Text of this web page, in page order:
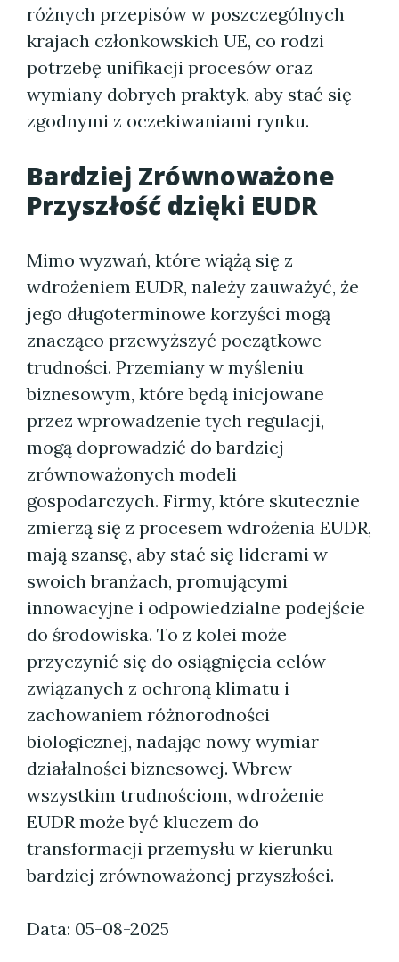
różnych przepisów w poszczególnych
krajach członkowskich UE, co rodzi
potrzebę unifikacji procesów oraz
wymiany dobrych praktyk, aby stać się
zgodnymi z oczekiwaniami rynku.
Bardziej Zrównoważone
Przyszłość dzięki EUDR
Mimo wyzwań, które wiążą się z
wdrożeniem EUDR, należy zauważyć, że
jego długoterminowe korzyści mogą
znacząco przewyższyć początkowe
trudności. Przemiany w myśleniu
biznesowym, które będą inicjowane
przez wprowadzenie tych regulacji,
mogą doprowadzić do bardziej
zrównoważonych modeli
gospodarczych. Firmy, które skutecznie
zmierzą się z procesem wdrożenia EUDR,
mają szansę, aby stać się liderami w
swoich branżach, promującymi
innowacyjne i odpowiedzialne podejście
do środowiska. To z kolei może
przyczynić się do osiągnięcia celów
związanych z ochroną klimatu i
zachowaniem różnorodności
biologicznej, nadając nowy wymiar
działalności biznesowej. Wbrew
wszystkim trudnościom, wdrożenie
EUDR może być kluczem do
transformacji przemysłu w kierunku
bardziej zrównoważonej przyszłości.
Data: 05-08-2025